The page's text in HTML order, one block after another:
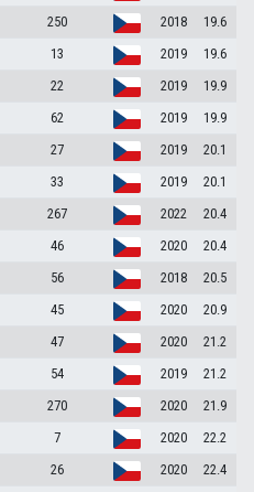
250 2018
19.6
13 2019
19.6
22 2019
19.9
62 2019
19.9
27 2019
20.1
33 2019
20.1
267 2022
20.4
46 2020
20.4
56 2018
20.5
45 2020
20.9
47 2020
21.2
54 2019
21.2
270 2020
21.9
7 2020
22.2
26 2020
22.4